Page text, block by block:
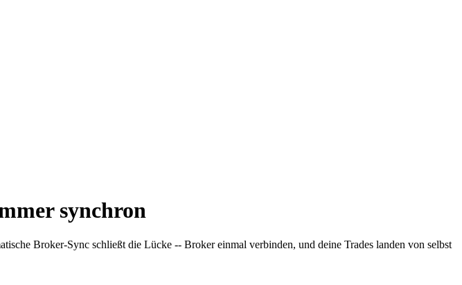
synchron
Broker-Sync schließt die Lücke -- Broker einmal verbinden, und deine Trades landen von selbst